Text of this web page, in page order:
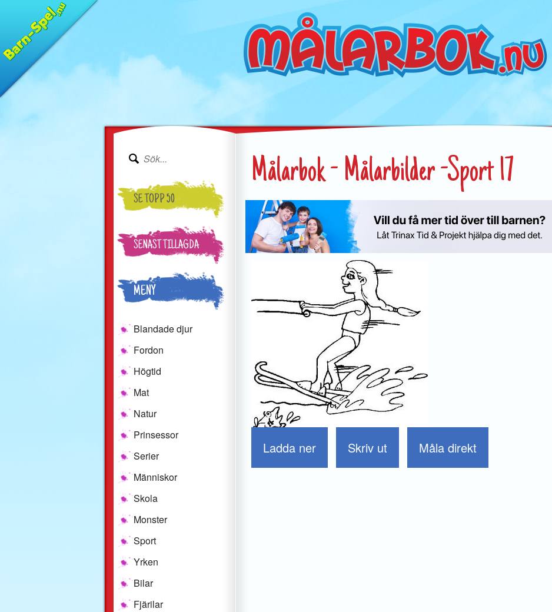
SE TOPP 50
SENAST TILLAGDA
MENY
Blandade djur
Fordon
Högtid
Mat
Natur
Prinsessor
Serier
Människor
Skola
Monster
Sport
Yrken
Bilar
Fjärilar
Målarbok - Målarbilder -Sport 17
Ladda ner Skriv ut Måla direkt